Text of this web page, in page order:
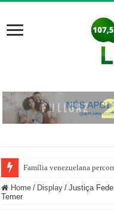
Família venezuelana
Home / Display / Justiça
Temer